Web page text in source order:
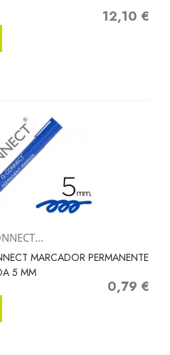
Precio
12,10 €
 Vista rápida
MARCADOR PERMANENTE
5 MM
Precio
0,79 €